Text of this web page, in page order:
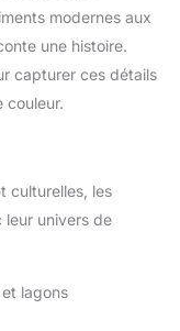
modernes aux
une histoire.
capturer ces détails
couleur.
culturelles, les
leur univers de
lagons